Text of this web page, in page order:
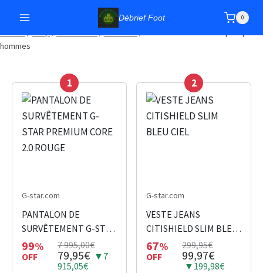
Débrief Foot 0
hommes
1
G-star.com
PANTALON DE
SURVÊTEMENT G-STAR
PREMIUM CORE 2.0
ROUGE
99%
OFF
7 995,00€
79,95€ ▼7
915,05€
2
G-star.com
VESTE JEANS
CITISHIELD SLIM BLEU
CIEL
67%
OFF
299,95€
99,97€
▼199,98€